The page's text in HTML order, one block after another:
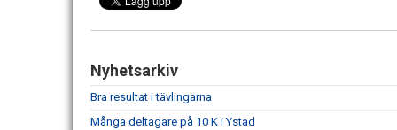
Nyhetsarkiv
Bra resultat i tävlingarna
Många deltagare på 10 K i Ystad